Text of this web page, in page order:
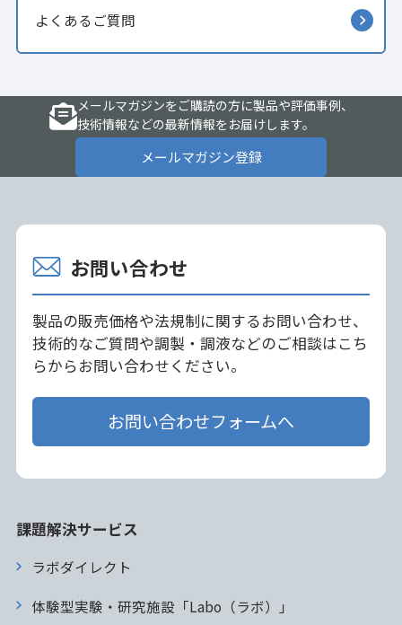
よくあるご質問
メールマガジンをご購読の方に製品や評価事例、
技術情報などの最新情報をお届けします。
メールマガジン登録
お問い合わせ
製品の販売価格や法規制に関するお問い合わせ、
技術的なご質問や調製・調液などのご相談はこち
らからお問い合わせください。
お問い合わせフォームへ
課題解決サービス
ラボダイレクト
体験型実験・研究施設「Labo（ラボ）」